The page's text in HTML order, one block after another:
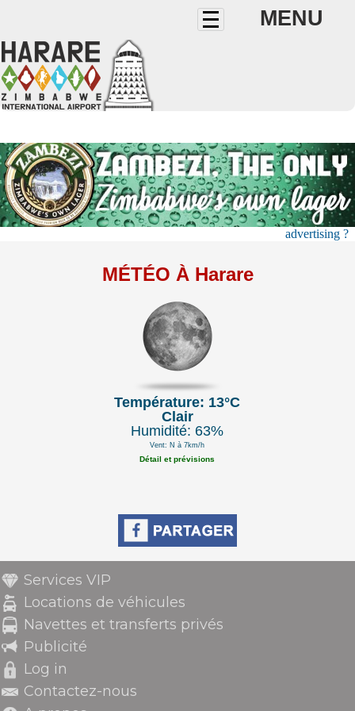
MENU
advertising ?
MÉTÉO À Harare
Température: 13°C
Clair
Humidité: 63%
Vent: N à 7km/h
Détail et prévisions
Services VIP
Locations de véhicules
Navettes et transferts privés
Publicité
Log in
Contactez-nous